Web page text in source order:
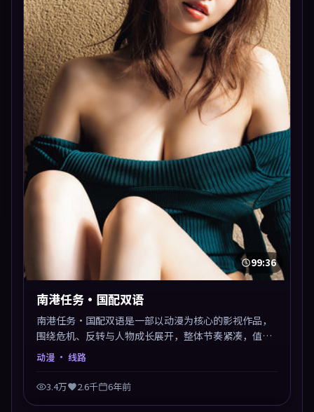
99:36
南港任务·国配双语
南港任务·国配双语是一部以动漫为核心的影视作品，
围绕危机、反转与人物成长展开，整体节奏紧凑，值得
推荐观看。
动漫 · 线路
3.4万 2.6千 6年前